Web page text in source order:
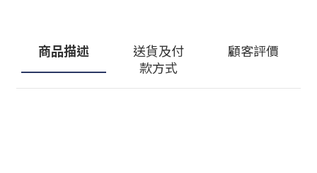
商品描述
送貨及付
款方式
顧客評價